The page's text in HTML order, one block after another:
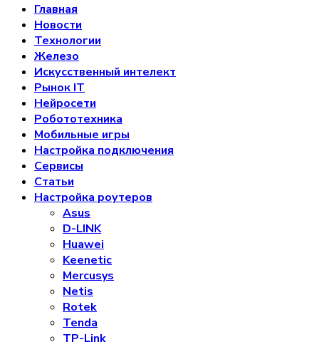
Главная
Новости
Технологии
Железо
Искусственный интелект
Рынок IT
Нейросети
Робототехника
Мобильные игры
Настройка подключения
Сервисы
Статьи
Настройка роутеров
Asus
D-LINK
Huawei
Keenetic
Mercusys
Netis
Rotek
Tenda
TP-Link